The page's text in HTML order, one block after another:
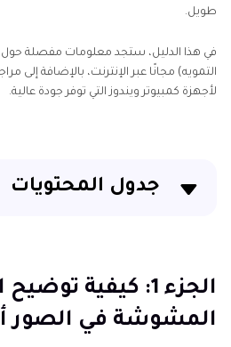
طويل.
في هذا الدليل، ستجد معلومات مفصلة حول
التمويه) مجانًا عبر الإنترنت، بالإضافة إلى
لأجهزة كمبيوتر ويندوز التي توفر جودة عالية.
جدول المحتويات
الجزء 2: أداة قوية لتحسين
الكمبيوتر - HitPaw FotorPea
الجزء 1: كيفية
المشوشة في الصور